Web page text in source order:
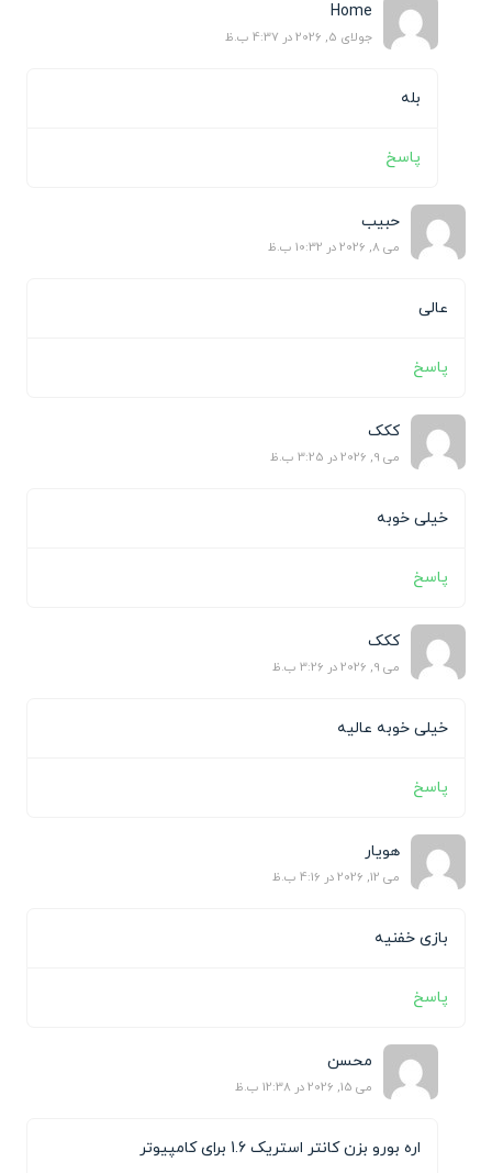
Home
جولای 5, 2026 در 4:37 ب.ظ
بله
پاسخ
حبیب
می 8, 2026 در 10:32 ب.ظ
عالی
پاسخ
ککک
می 9, 2026 در 3:25 ب.ظ
خیلی خوبه
پاسخ
ککک
می 9, 2026 در 3:26 ب.ظ
خیلی خوبه عالیه
پاسخ
هویار
می 12, 2026 در 4:16 ب.ظ
بازی خفنیه
پاسخ
محسن
می 15, 2026 در 12:38 ب.ظ
اره بورو بزن کانتر استریک 1.6 برای کامپیوتر